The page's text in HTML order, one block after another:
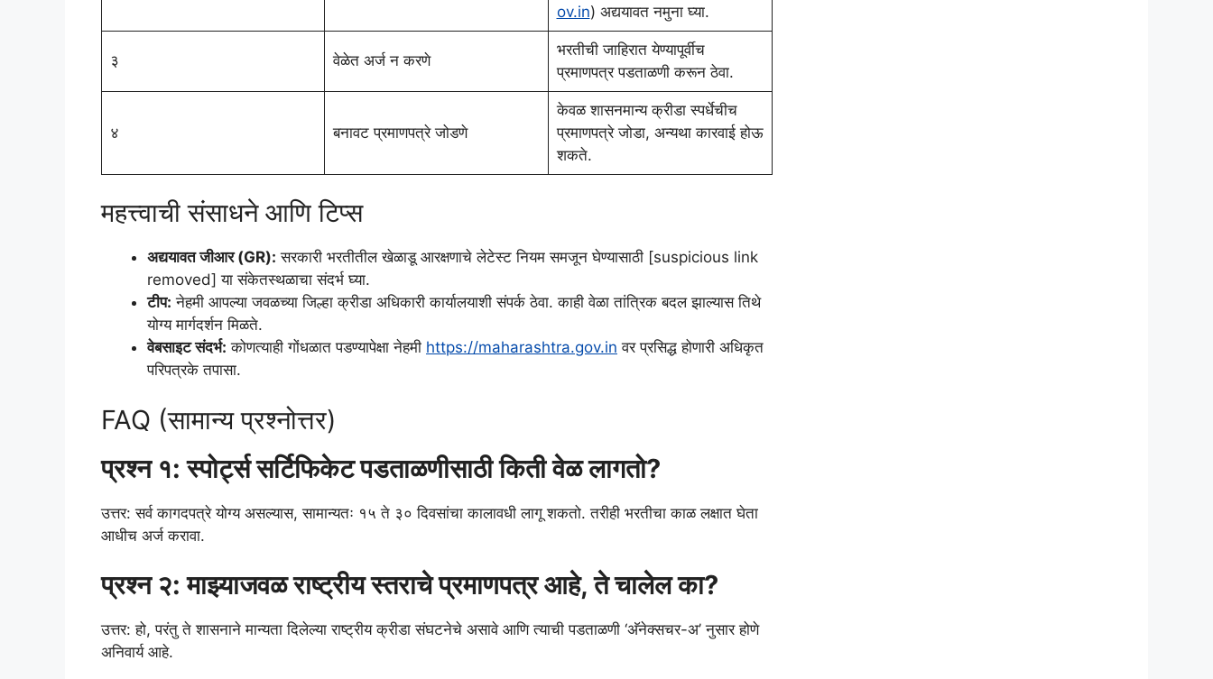
ov.in) अद्ययावत नमुना घ्या.
३ वेळेत अर्ज न करणे
भरतीची जाहिरात येण्यापूर्वीच
प्रमाणपत्र पडताळणी करून ठेवा.
४ बनावट प्रमाणपत्रे जोडणे
केवळ शासनमान्य क्रीडा स्पर्धेचीच
प्रमाणपत्रे जोडा, अन्यथा कारवाई होऊ
शकते.
महत्त्वाची संसाधने आणि टिप्स
अद्ययावत जीआर (GR): सरकारी भरतीतील खेळाडू आरक्षणाचे लेटेस्ट नियम समजून घेण्यासाठी [suspicious link
removed] या संकेतस्थळाचा संदर्भ घ्या.
टीप: नेहमी आपल्या जवळच्या जिल्हा क्रीडा अधिकारी कार्यालयाशी संपर्क ठेवा. काही वेळा तांत्रिक बदल झाल्यास तिथे
योग्य मार्गदर्शन मिळते.
वेबसाइट संदर्भ: कोणत्याही गोंधळात पडण्यापेक्षा नेहमी https://maharashtra.gov.in वर प्रसिद्ध होणारी अधिकृत
परिपत्रके तपासा.
FAQ (सामान्य प्रश्नोत्तर)
प्रश्न १: स्पोर्ट्स सर्टिफिकेट पडताळणीसाठी किती वेळ लागतो?
उत्तर: सर्व कागदपत्रे योग्य असल्यास, सामान्यतः १५ ते ३० दिवसांचा कालावधी लागू शकतो. तरीही भरतीचा काळ लक्षात घेता
आधीच अर्ज करावा.
प्रश्न २: माझ्याजवळ राष्ट्रीय स्तराचे प्रमाणपत्र आहे, ते चालेल का?
उत्तर: हो, परंतु ते शासनाने मान्यता दिलेल्या राष्ट्रीय क्रीडा संघटनेचे असावे आणि त्याची पडताळणी ‘अ‍ॅनेक्सचर-अ’ नुसार होणे
अनिवार्य आहे.